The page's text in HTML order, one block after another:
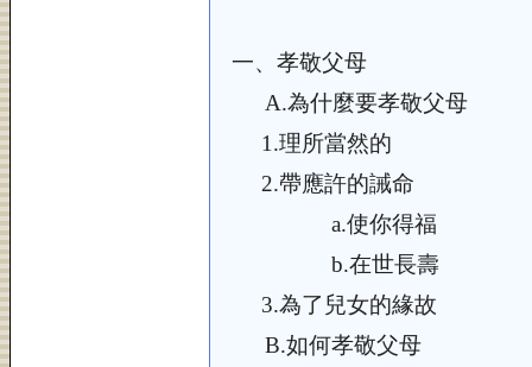
一、 孝敬父母
A.為什麼要孝敬父母
1.理所當然的
2.帶應許的誡命
a.使你得福
b.在世長壽
3.為了兒女的緣故
B.如何孝敬父母